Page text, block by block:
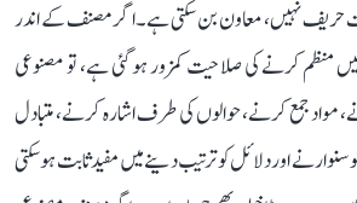
حریف نہیں، معاون بن سکتی ہے۔ اگر مصنف کے اندر
منظم کرنے کی صلاحیت کمزور ہو گئی ہے، تو مصنوعی
مواد جمع کرنے، حوالوں کی طرف اشارہ کرنے، متبادل
اور دلائل کو ترتیب دینے میں مفید ثابت ہو سکتی